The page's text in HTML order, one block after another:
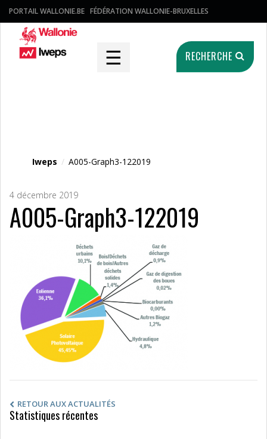
PORTAIL WALLONIE.BE FÉDÉRATION WALLONIE-BRUXELLES
☰ RECHERCHE
Iweps / A005-Graph3-122019
4 décembre 2019
A005-Graph3-122019
RETOUR AUX ACTUALITÉS
Statistiques récentes